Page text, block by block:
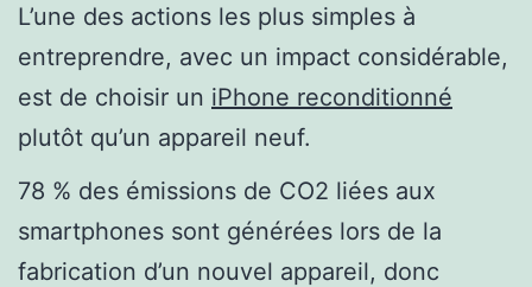
L’une des actions les plus simples à
entreprendre, avec un impact considérable,
est de choisir un iPhone reconditionné
plutôt qu’un appareil neuf.
78 % des émissions de CO2 liées aux
smartphones sont générées lors de la
fabrication d’un nouvel appareil, donc